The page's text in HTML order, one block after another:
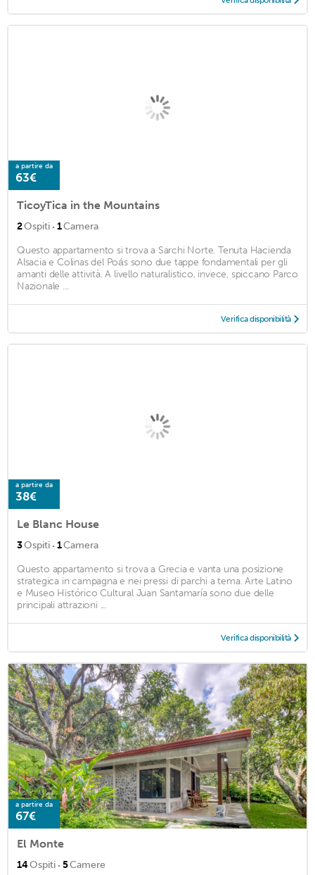
a partire da
63€
TicoyTica in the Mountains
2Ospiti · 1Camera
Questo appartamento si trova a Sarchi Norte. Tenuta Hacienda
Alsacia e Colinas del Poás sono due tappe fondamentali per gli
amanti delle attività. A livello naturalistico, invece, spiccano Parco
Nazionale ...
Verifica disponibilità
a partire da
38€
Le Blanc House
3Ospiti · 1Camera
Questo appartamento si trova a Grecia e vanta una posizione
strategica in campagna e nei pressi di parchi a tema. Arte Latino
e Museo Histórico Cultural Juan Santamaría sono due delle
principali attrazioni ...
Verifica disponibilità
a partire da
67€
El Monte
14Ospiti · 5Camere